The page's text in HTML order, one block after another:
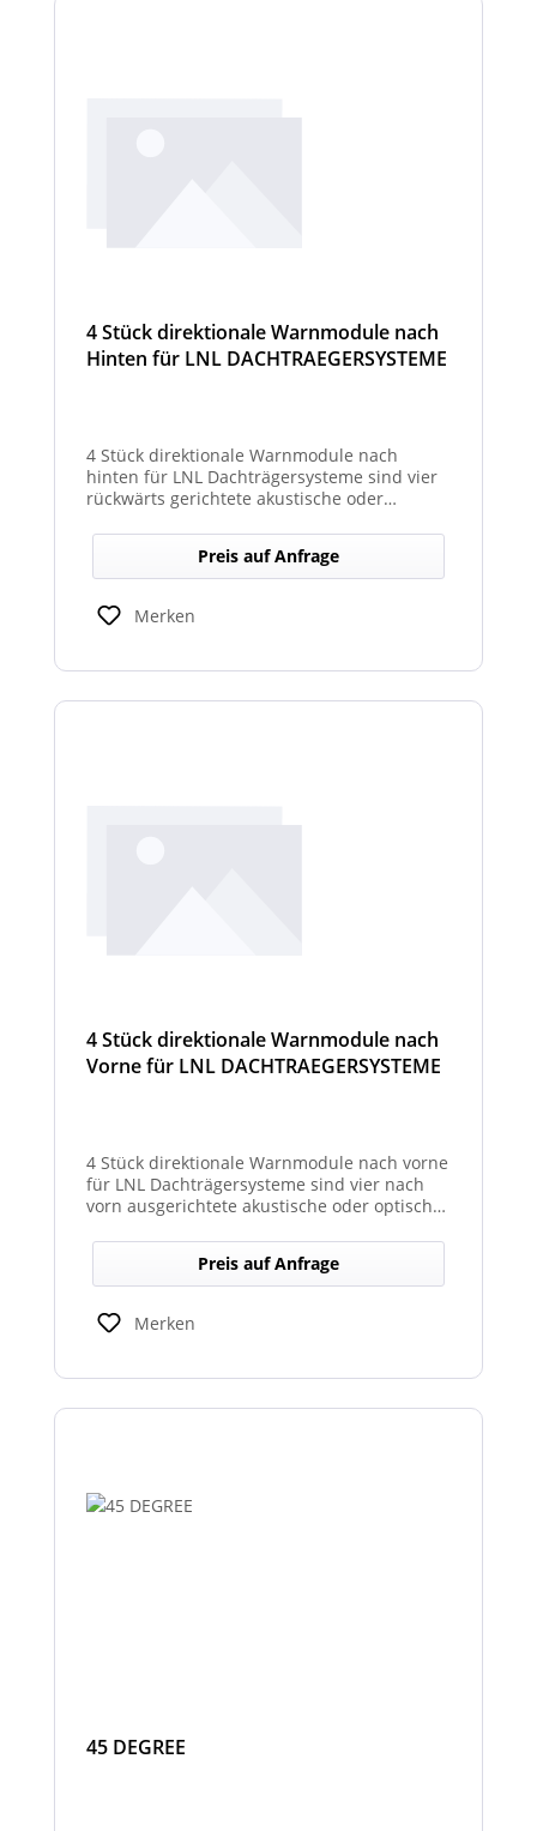
4 Stück direktionale Warnmodule nach
Hinten für LNL DACHTRAEGERSYSTEME
4 Stück direktionale Warnmodule nach
hinten für LNL Dachträgersysteme sind vier
rückwärts gerichtete akustische oder
montiert werden, um gezielte Warnsignale
nach hinten auszugeben. Sie verbessern die
Sicht‑ und Hörbarkeit von Warnhinweisen im
Heckbereich und erhöhen so die Sicherheit
bei Rückwärts‑ oder Einsatzfahrten.
Preis auf Anfrage
Merken
4 Stück direktionale Warnmodule nach
Vorne für LNL DACHTRAEGERSYSTEME
4 Stück direktionale Warnmodule nach vorne
für LNL Dachträgersysteme sind vier nach
vorn ausgerichtete akustische oder optische
befestigt werden, um in Fahrtrichtung
gezielte Warnsignale abzugeben. Sie
erhöhen die Sicht- und Hörbarkeit von
Warnhinweisen für Fahrer und Umfeld und
verbessern so die Sicherheit bei Einsatz-
Preis auf Anfrage
Merken
45 DEGREE